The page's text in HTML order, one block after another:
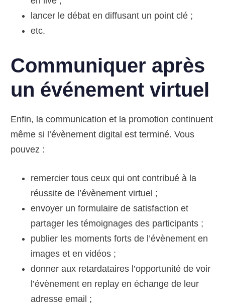
lancer le débat en diffusant un point clé ;
etc.
Communiquer après
un événement virtuel
Enfin, la communication et la promotion continuent
même si l’évènement digital est terminé. Vous
pouvez :
remercier tous ceux qui ont contribué à la
réussite de l’évènement virtuel ;
envoyer un formulaire de satisfaction et
partager les témoignages des participants ;
publier les moments forts de l’évènement en
images et en vidéos ;
donner aux retardataires l’opportunité de voir
l’évènement en replay en échange de leur
adresse email ;